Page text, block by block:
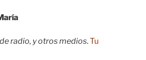
radio, y otros medios.Tu